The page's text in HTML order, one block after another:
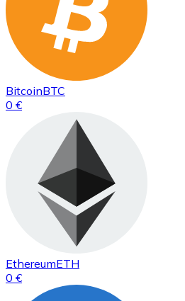
BitcoinBTC
0 €
EthereumETH
0 €